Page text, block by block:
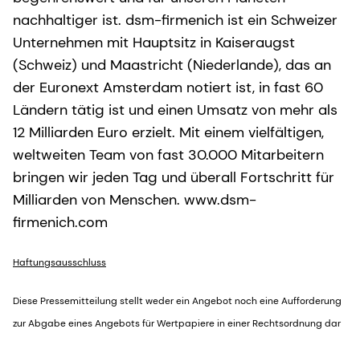
nachhaltiger ist. dsm-firmenich ist ein Schweizer
Unternehmen mit Hauptsitz in Kaiseraugst
(Schweiz) und Maastricht (Niederlande), das an
der Euronext Amsterdam notiert ist, in fast 60
Ländern tätig ist und einen Umsatz von mehr als
12 Milliarden Euro erzielt. Mit einem vielfältigen,
weltweiten Team von fast 30.000 Mitarbeitern
bringen wir jeden Tag und überall Fortschritt für
Milliarden von Menschen. www.dsm-
firmenich.com
Haftungsausschluss
Diese Pressemitteilung stellt weder ein Angebot noch eine Aufforderung
zur Abgabe eines Angebots für Wertpapiere in einer Rechtsordnung dar